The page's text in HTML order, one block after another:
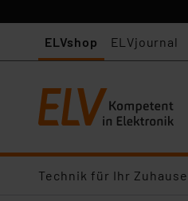
ELVshop ELVjournal
Technik für Ihr Zuhause